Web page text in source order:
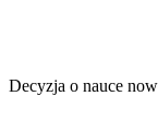
Decyzja o nauce